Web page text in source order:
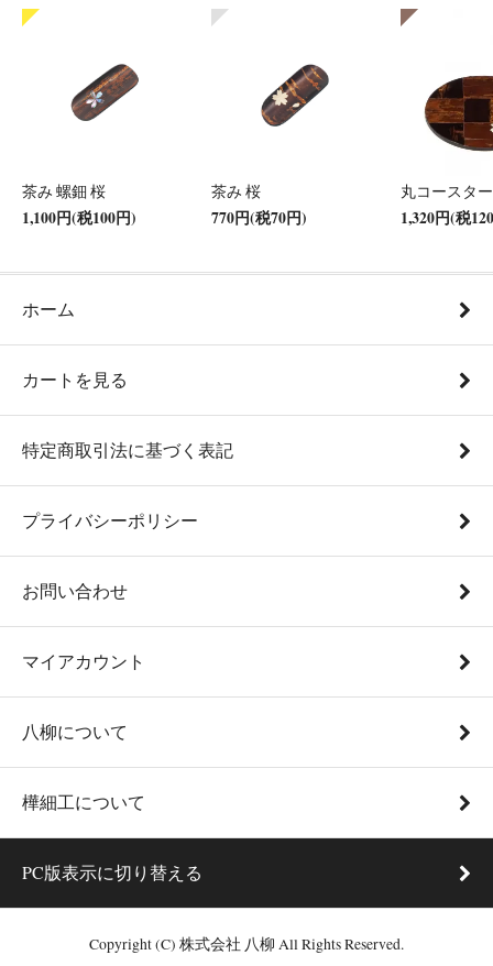
茶み 螺鈿 桜
1,100円(税100円)
茶み 桜
770円(税70円)
丸コースタ
1,320円(税
ホーム
カートを見る
特定商取引法に基づく表記
プライバシーポリシー
お問い合わせ
マイアカウント
八柳について
樺細工について
PC版表示に切り替える
Copyright (C) 株式会社 八柳 All Rights Reserved.